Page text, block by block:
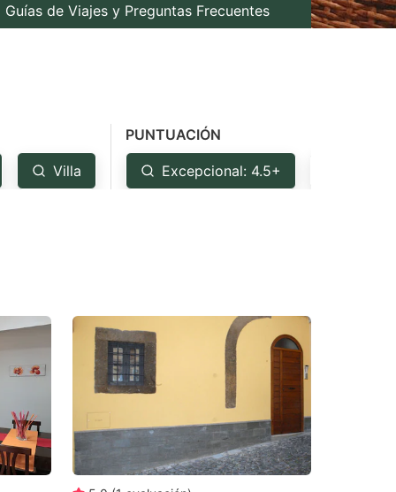
Guías de Viajes y Preguntas Frecuentes
Villa
PUNTUACIÓN
Excepcional: 4.5+